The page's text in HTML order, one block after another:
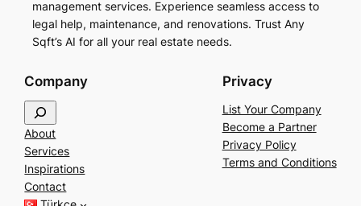
management services. Experience seamless access to
legal help, maintenance, and renovations. Trust Any
Sqft’s AI for all your real estate needs.
Company
e
a
r
c
h
About
Services
Inspirations
Contact
Privacy
List Your Company
Become a Partner
Privacy Policy
Terms and Conditions